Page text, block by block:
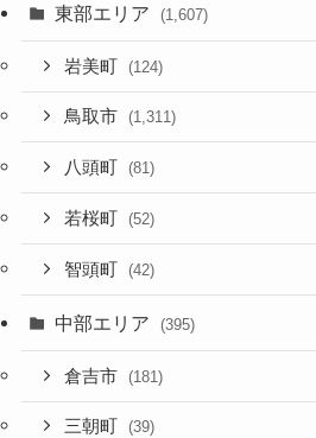
東部エリア (1,607)
岩美町 (124)
鳥取市 (1,311)
八頭町 (81)
若桜町 (52)
智頭町 (42)
中部エリア (395)
倉吉市 (181)
三朝町 (39)